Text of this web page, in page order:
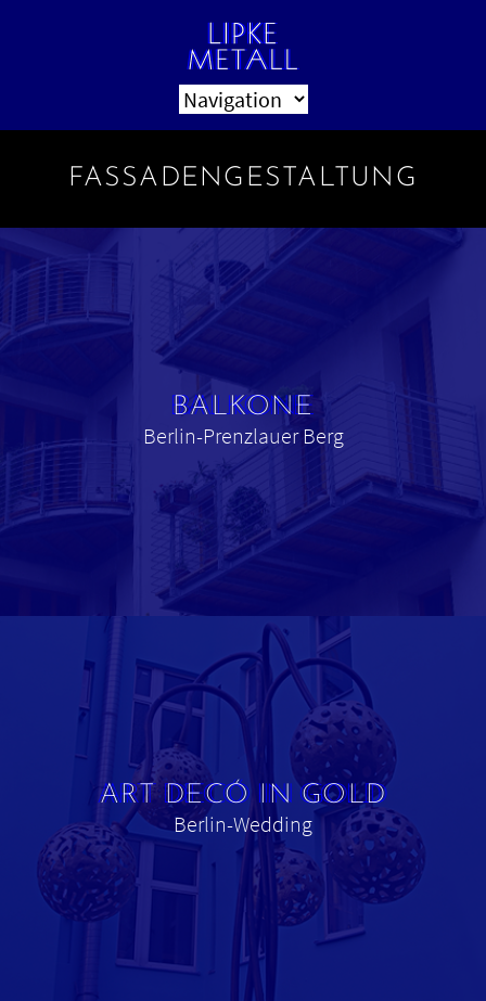
FASSADENGESTALTUNG
BALKONE
Berlin-Prenzlauer Berg
ART DECÓ IN GOLD
Berlin-Wedding